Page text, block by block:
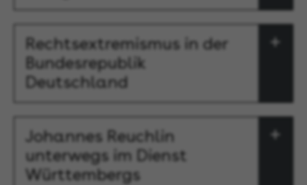
Rechtsextremismus in der
Bundesrepublik
Deutschland
Johannes Reuchlin
unterwegs im Dienst
Württembergs